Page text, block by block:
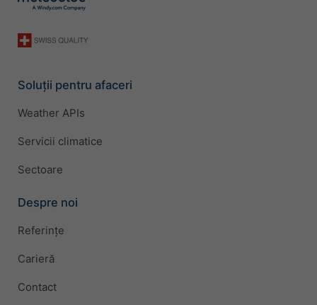
Soluții pentru afaceri
Weather APIs
Servicii climatice
Sectoare
Despre noi
Referințe
Carieră
Contact